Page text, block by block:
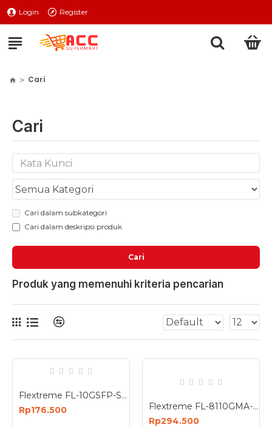
Login Register
Cari
Cari
Cari dalam subkategori
Cari dalam deskripsi produk
Cari
Produk yang memenuhi kriteria pencarian
Flextreme FL-10GSFP-SR SFP Module 10G Multi Mode
Rp176.500
Flextreme FL-8110GMA-11-5-AS Media Converter Dual Core Gigabit Multimode 550 Meter
Rp294.500